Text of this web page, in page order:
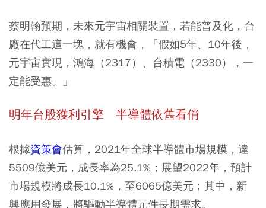
蔡明翰預期，未來元宇宙相關裝置，若能普及化，台
廠在代工這一塊，就有機會，「假如5年、10年後，
元宇宙實現，鴻海（2317）、台積電（2330），一
定能受惠。」
明年台股獲利引擎 半導體依舊看俏
根據資策會估算，2021年全球半導體市場規模，達
5509億美元，成長率為25.1%；展望2022年，預計
市場規模將成長10.1%，至6065億美元；其中，新
興應用發展，將驅動半導體元件長期需求。